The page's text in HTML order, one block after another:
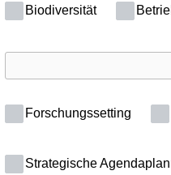
Biodiversität
Forschungssetting
Strategische